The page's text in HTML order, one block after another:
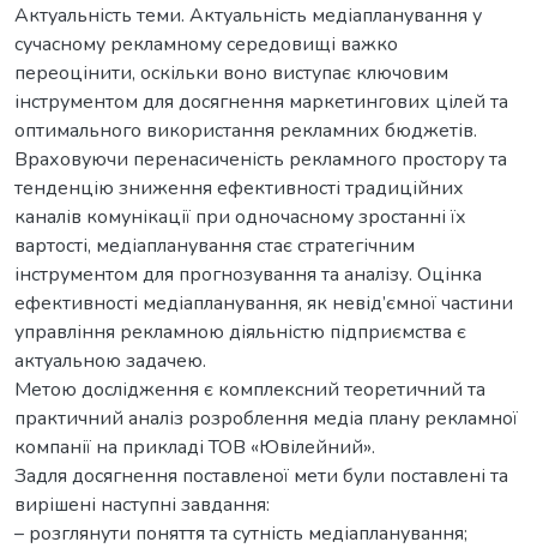
Актуальність теми. Актуальність медіапланування у
сучасному рекламному середовищі важко
переоцінити, оскільки воно виступає ключовим
інструментом для досягнення маркетингових цілей та
оптимального використання рекламних бюджетів.
Враховуючи перенасиченість рекламного простору та
тенденцію зниження ефективності традиційних
каналів комунікації при одночасному зростанні їх
вартості, медіапланування стає стратегічним
інструментом для прогнозування та аналізу. Оцінка
ефективності медіапланування, як невід’ємної частини
управління рекламною діяльністю підприємства є
актуальною задачею.
Метою дослідження є комплексний теоретичний та
практичний аналіз розроблення медіа плану рекламної
компанії на прикладі ТОВ «Ювілейний».
Задля досягнення поставленої мети були поставлені та
вирішені наступні завдання:
– розглянути поняття та сутність медіапланування;